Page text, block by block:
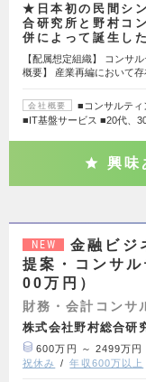
★日本初の民間シ
合研究所と野村コ
併によって誕生し
【配属想定組織】 コンサ
概要】 産業再編において
会社概要
■コンサルティ
■IT基盤サービス ■20代、
興味
NEW
金融ビジ
提案・コンサ
00万円）
財務・会計コンサ
株式会社野村総合研
600万円 ～ 2499万円
祝休み
年収600万以上